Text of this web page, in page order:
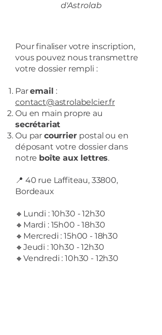
d'Astrolab
Pour finaliser votre inscription,
vous pouvez nous transmettre
votre dossier rempli :
Paremail :
contact@astrolabelcier.fr
Ou en main propre au
secrétariat
Ou par courrier postal ou en
déposant votre dossier dans
notre boîte aux lettres.
📍 40 rue Laffiteau, 33800,
Bordeaux
🔸Lundi : 10h30 - 12h30
🔸Mardi : 15h00 - 18h30
🔸Mercredi : 15h00 - 18h30
🔸Jeudi : 10h30 - 12h30
🔸Vendredi : 10h30 - 12h30